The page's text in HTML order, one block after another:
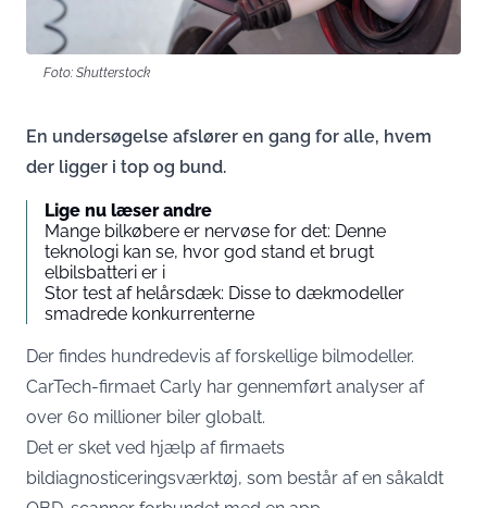
Foto: Shutterstock
En undersøgelse afslører en gang for alle, hvem
der ligger i top og bund.
Lige nu læser andre
Mange bilkøbere er nervøse for det: Denne
teknologi kan se, hvor god stand et brugt
elbilsbatteri er i
Stor test af helårsdæk: Disse to dækmodeller
smadrede konkurrenterne
Der findes hundredevis af forskellige bilmodeller.
CarTech-firmaet Carly har gennemført analyser af
over 60 millioner biler globalt.
Det er sket ved hjælp af firmaets
bildiagnosticeringsværktøj, som består af en såkaldt